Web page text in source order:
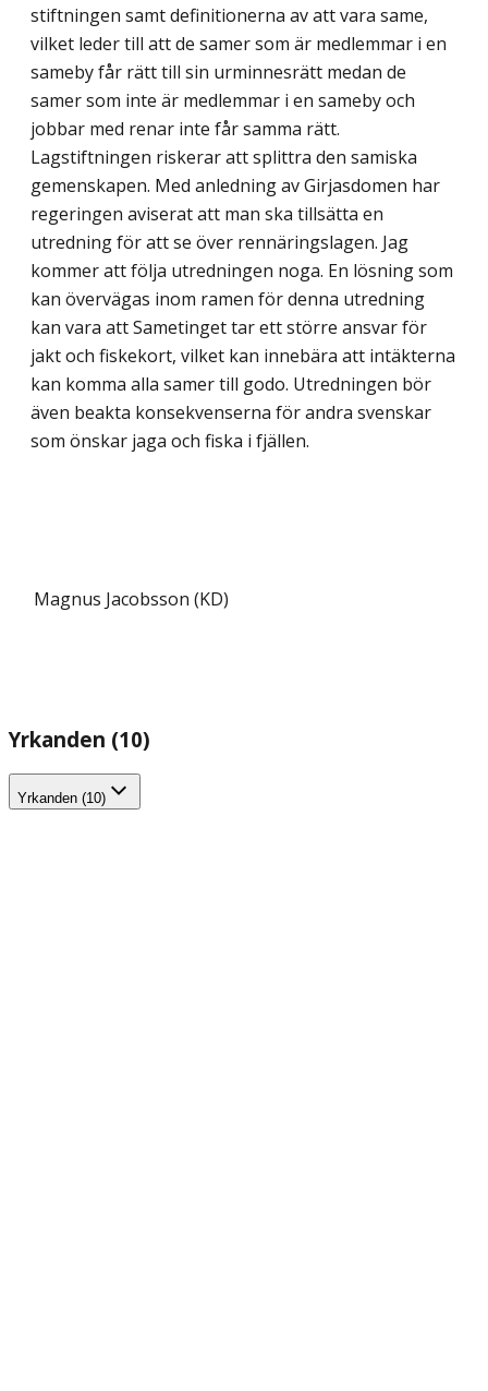
stiftningen samt definitionerna av att vara same,
vilket leder till att de samer som är medlemmar i en
sameby får rätt till sin urminnesrätt medan de
samer som inte är med­lemmar i en sameby och
jobbar med renar inte får samma rätt.
Lagstiftningen riskerar att splittra den samiska
gemenskapen. Med anledning av Girjasdomen har
regeringen aviserat att man ska tillsätta en
utredning för att se över rennäringslagen. Jag
kommer att följa utredningen noga. En lösning som
kan övervägas inom ramen för denna ut­redning
kan vara att Sametinget tar ett större ansvar för
jakt och fiskekort, vilket kan innebära att intäkterna
kan komma alla samer till godo. Utredningen bör
även beakta konsekvenserna för andra svenskar
som önskar jaga och fiska i fjällen.
Magnus Jacobsson (KD)
Yrkanden (10)
Yrkanden (10)